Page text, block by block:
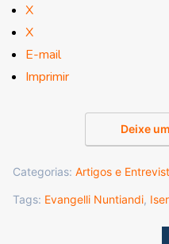
X
X
E-mail
Imprimir
Deixe
Categorias: Artigos e
Tags: Evangelli Nuntiandi,